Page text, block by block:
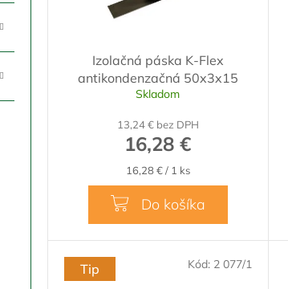
Izolačná páska K-Flex
antikondenzačná 50x3x15
Skladom
13,24 € bez DPH
16,28 €
Jednotková
cena:
16,28 € / 1 ks
Do košíka
Tip Kód: 2 077/1